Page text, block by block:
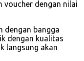
voucher dengan nilai
dengan bangga
dengan kualitas
langsung akan